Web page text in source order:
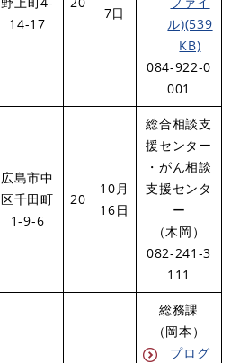
14-17
7日
ル)(539
KB)
084-922-0
001​
広島市中
区千田町
1-9-6
20
10月
16日
総合相談支
援センター
・がん相談
支援センタ
ー
（木岡）
​082-241-3
111
総務課
（岡本）
プログ